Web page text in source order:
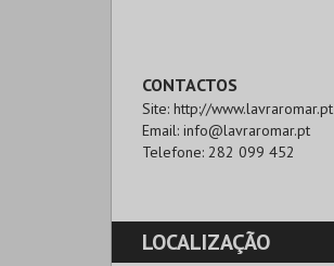
CONTACTOS
Site: http://www.lavraromar.pt
Email: info@lavraromar.pt
Telefone: 282 099 452
LOCALIZAÇÃO